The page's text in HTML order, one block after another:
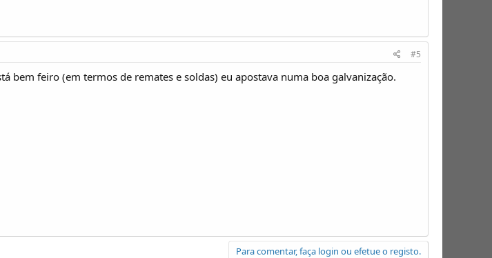
#5
bem feiro (em termos de remates e soldas) eu apostava numa boa galvanização.
Para comentar, faça login ou efetue o registo.